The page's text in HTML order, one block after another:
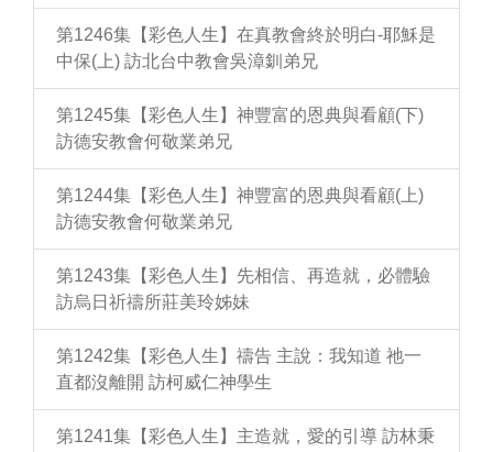
第1246集【彩色人生】在真教會終於明白-耶穌是
中保(上) 訪北台中教會吳漳釧弟兄
第1245集【彩色人生】神豐富的恩典與看顧(下)
訪德安教會何敬業弟兄
第1244集【彩色人生】神豐富的恩典與看顧(上)
訪德安教會何敬業弟兄
第1243集【彩色人生】先相信、再造就，必體驗
訪烏日祈禱所莊美玲姊妹
第1242集【彩色人生】禱告 主說：我知道 祂一
直都沒離開 訪柯威仁神學生
第1241集【彩色人生】主造就，愛的引導 訪林秉